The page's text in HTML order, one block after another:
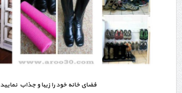
فضای خانه خود را زیبا و جذاب نمایید